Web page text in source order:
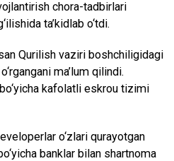
chora-tadbirlari
ta’kidlab o‘tdi.
Qurilish vaziri boshchiligidagi
ma’lum qilindi.
kafolatli eskrou tizimi
o‘zlari qurayotgan
banklar bilan shartnoma